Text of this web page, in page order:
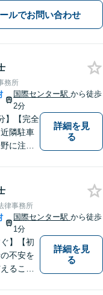
理）】に強み。解決でき
まずはご相談ください。
ルでお問い合わせ
務所
国際センター駅から徒歩
2分
】【完全
隣駐車
に注力
税理士
頼れ
を目指
相談く
詳細を見
る
律事務所
国際センター駅から徒歩
1分
】【初
不安を
ること
詳細を見
る